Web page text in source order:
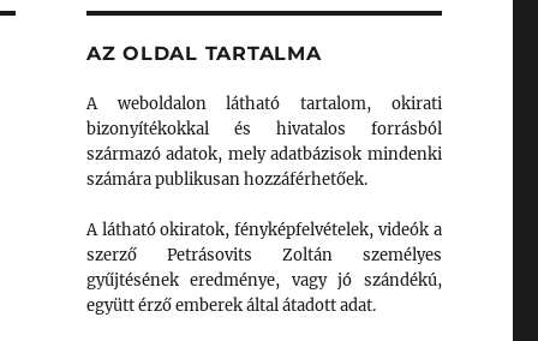
AZ OLDAL TARTALMA
A weboldalon látható tartalom, okirati
bizonyítékokkal és hivatalos forrásból
származó adatok, mely adatbázisok mindenki
számára publikusan hozzáférhetőek.
A látható okiratok, fényképfelvételek, videók a
szerző Petrásovits Zoltán személyes
gyűjtésének eredménye, vagy jó szándékú,
együtt érző emberek által átadott adat.